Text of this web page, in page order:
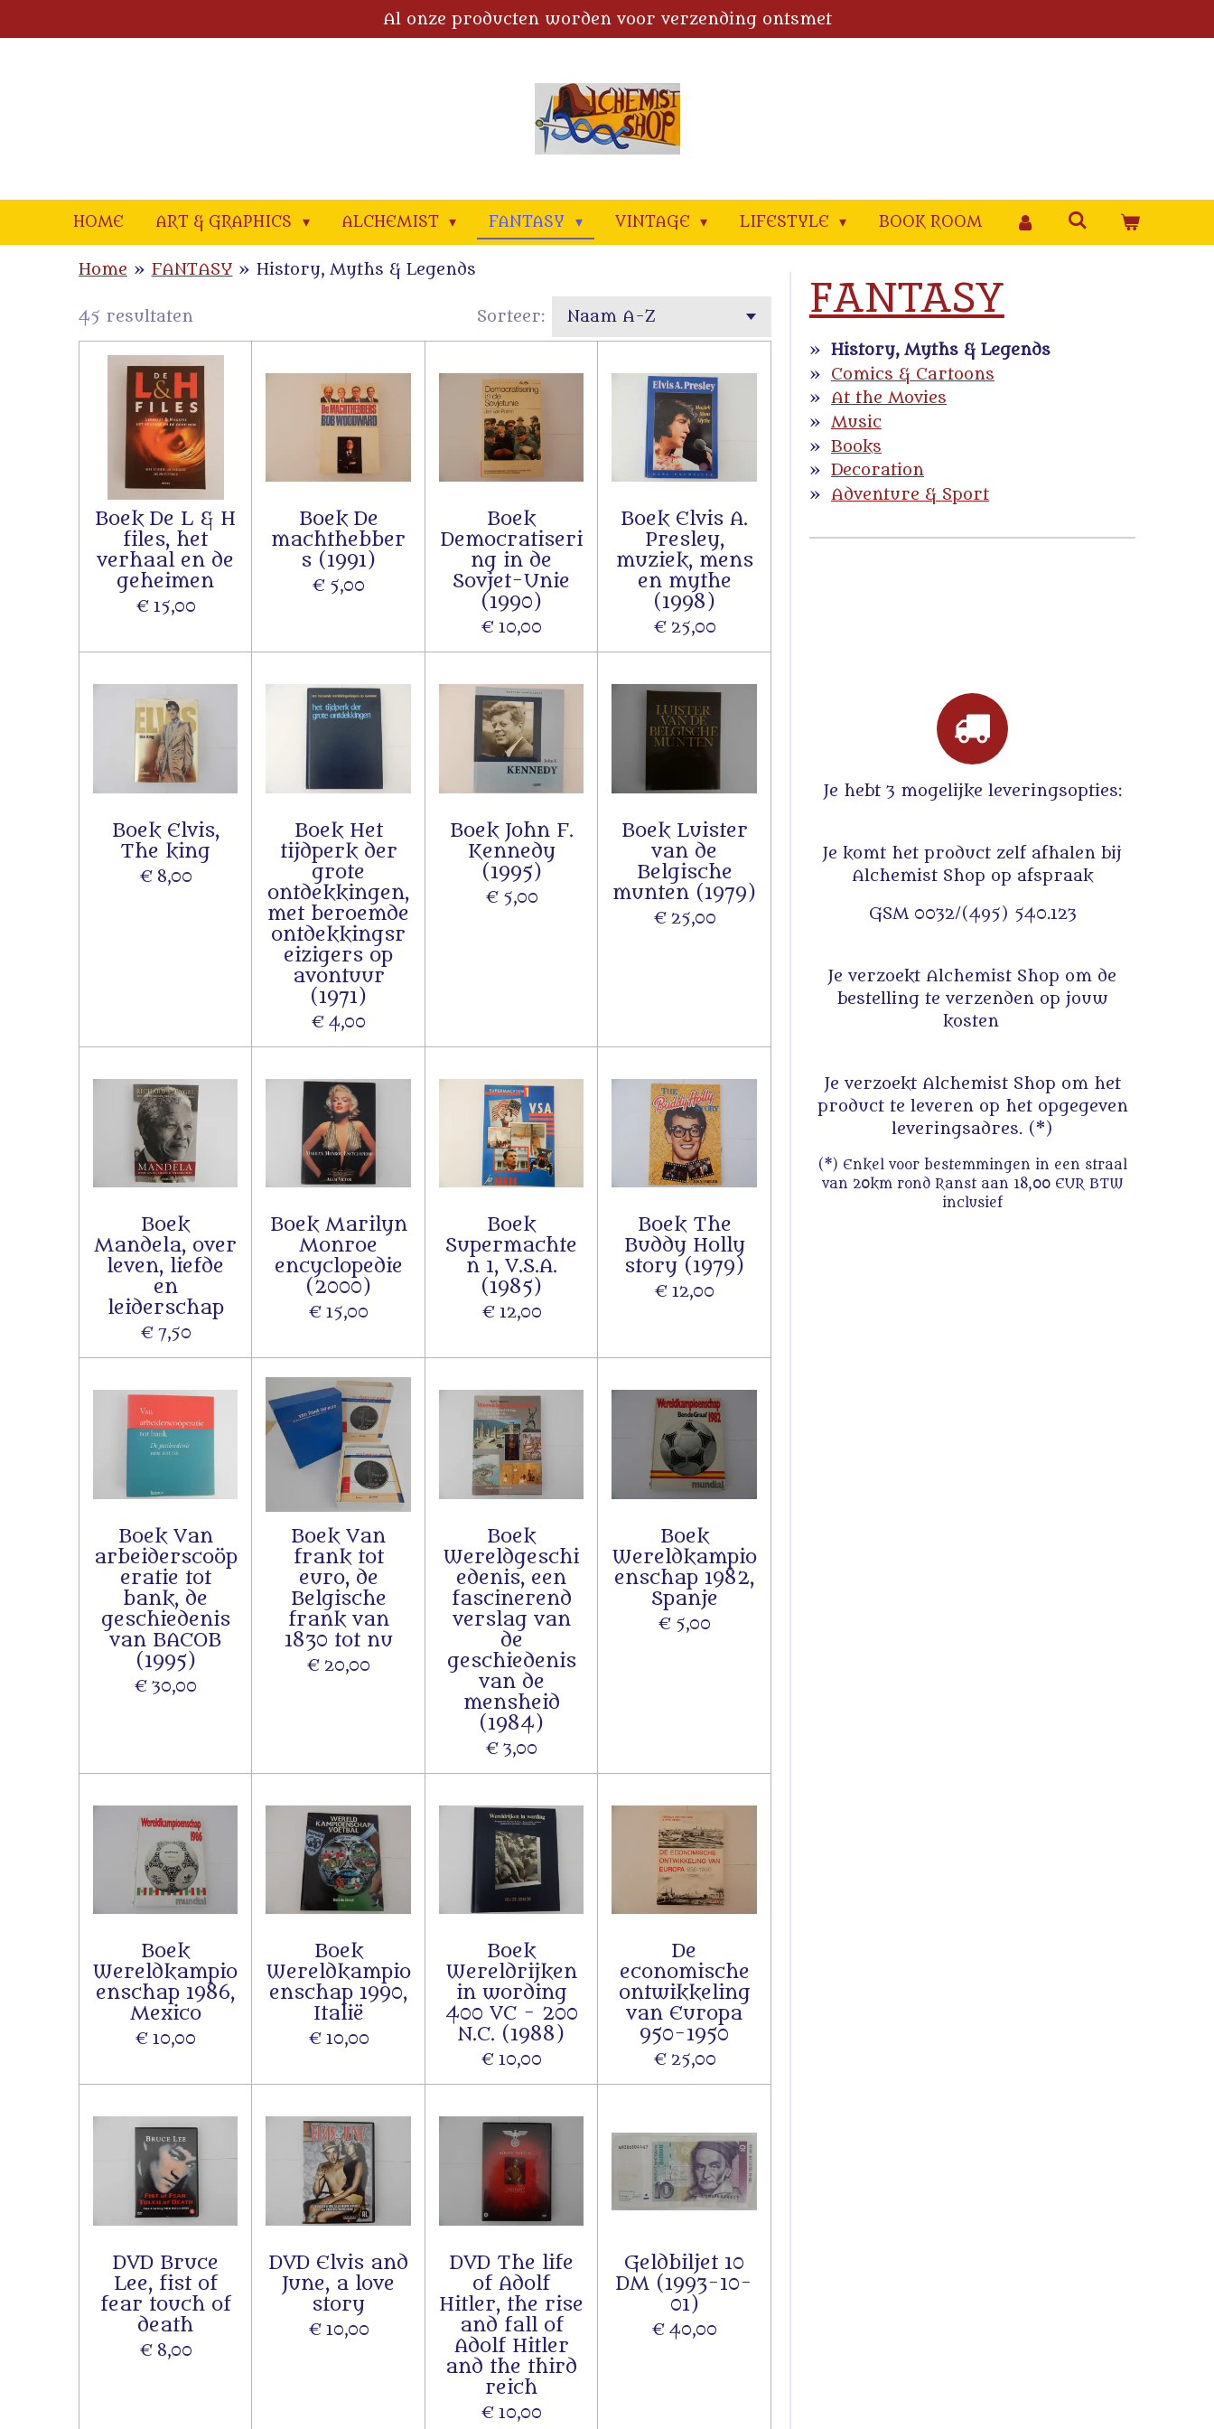
direct
Al onze producten worden voor verzending ontsmet
HOME ART & GRAPHICS ALCHEMIST FANTASY VINTAGE LIFESTYLE BOOK ROOM
Home » FANTASY » History, Myths & Legends
45 resultaten Sorteer:
Boek De L & H
files, het
verhaal en de
geheimen
€ 15,00
Boek De
machthebber
s (1991)
€ 5,00
Boek
Democratiseri
ng in de
Sovjet-Unie
(1990)
€ 10,00
Boek Elvis A.
Presley,
muziek, mens
en mythe
(1998)
€ 25,00
Boek Elvis,
The king
€ 8,00
Boek Het
tijdperk der
grote
ontdekkingen,
met beroemde
ontdekkingsr
eizigers op
avontuur
(1971)
€ 4,00
Boek John F.
Kennedy
(1995)
€ 5,00
Boek Luister
van de
Belgische
munten (1979)
€ 25,00
Boek
Mandela, over
leven, liefde
en
leiderschap
€ 7,50
Boek Marilyn
Monroe
encyclopedie
(2000)
€ 15,00
Boek
Supermachte
n 1, V.S.A.
(1985)
€ 12,00
Boek The
Buddy Holly
story (1979)
€ 12,00
Boek Van
arbeiderscoöp
eratie tot
bank, de
geschiedenis
van BACOB
(1995)
€ 30,00
Boek Van
frank tot
euro, de
Belgische
frank van
1830 tot nu
€ 20,00
Boek
Wereldgeschi
edenis, een
fascinerend
verslag van
de
geschiedenis
van de
mensheid
(1984)
€ 3,00
Boek
Wereldkampio
enschap 1982,
Spanje
€ 5,00
Boek
Wereldkampio
enschap 1986,
Mexico
€ 10,00
Boek
Wereldkampio
enschap 1990,
Italië
€ 10,00
Boek
Wereldrijken
in wording
400 VC - 200
N.C. (1988)
€ 10,00
De
economische
ontwikkeling
van Europa
950-1950
€ 25,00
DVD Bruce
Lee, fist of
fear touch of
death
€ 8,00
DVD Elvis and
June, a love
story
€ 10,00
DVD The life
of Adolf
Hitler, the rise
and fall of
Adolf Hitler
and the third
reich
€ 10,00
Geldbiljet 10
DM (1993-10-
01)
€ 40,00
FANTASY
History, Myths & Legends
Comics & Cartoons
At the Movies
Music
Books
Decoration
Adventure & Sport
Je hebt 3 mogelijke leveringsopties:
Je komt het product zelf afhalen bij
Alchemist Shop op afspraak
GSM 0032/(495) 540.123
Je verzoekt Alchemist Shop om de
bestelling te verzenden op jouw
kosten
Je verzoekt Alchemist Shop om het
product te leveren op het opgegeven
leveringsadres. (*)
(*) Enkel voor bestemmingen in een straal
van 20km rond Ranst aan 18,00 EUR BTW
inclusief